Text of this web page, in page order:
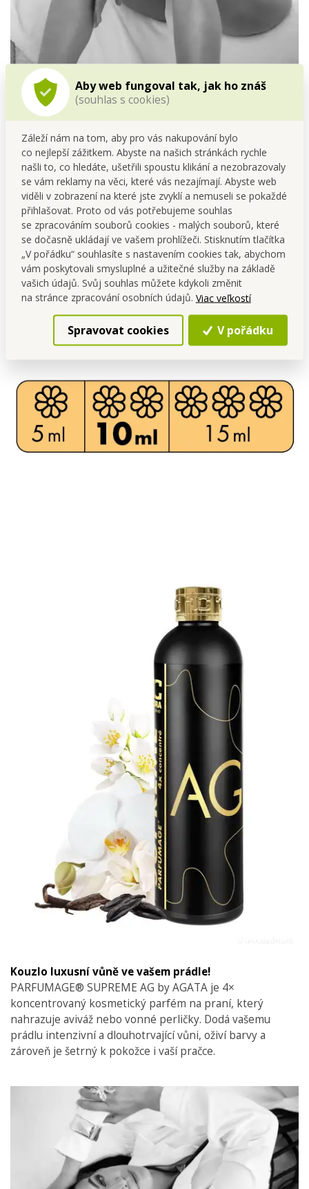
Aby web fungoval tak, jak ho znáš
(souhlas s cookies)
Záleží nám na tom, aby pro vás nakupování bylo
co nejlepší zážitkem. Abyste na našich stránkách rychle
našli to, co hledáte, ušetřili spoustu klikání a nezobrazovaly
se vám reklamy na věci, které vás nezajímají. Abyste web
viděli v zobrazení na které jste zvyklí a nemuseli se pokaždé
přihlašovat. Proto od vás potřebujeme souhlas
se zpracováním souborů cookies - malých souborů, které
se dočasně ukládají ve vašem prohlížeči. Stisknutím tlačítka
„V pořádku“ souhlasíte s nastavením cookies tak, abychom
vám poskytovali smysluplné a užitečné služby na základě
vašich údajů. Svůj souhlas můžete kdykoli změnit
na stránce zpracování osobních údajů. Viac veľkostí
Spravovat cookies V pořádku
AG by AGATA
Exkluzivní parfemacese
otevírásvěžímiovocnýmia citrusovými tóny, které vás
přenesou do světa lehkosti a jiskřivé čistoty.
Smyslnoukompozicirozvíjí
květinovýakord jasmínuaorchideje, něžný jako
hedvábný dotek.
Hloubku parfemace určujehřejivýmošus, sladká tonka
krémová vanilka.
Kouzlo luxusní vůně ve vašem prádle!
PARFUMAGE® SUPREME AG by AGATA je 4×
koncentrovaný kosmetický parfém na praní, který
nahrazuje aviváž nebo vonné perličky. Dodá vašemu
prádlu intenzivní a dlouhotrvající vůni, oživí barvy a
zároveň je šetrný k pokožce i vaší pračce.